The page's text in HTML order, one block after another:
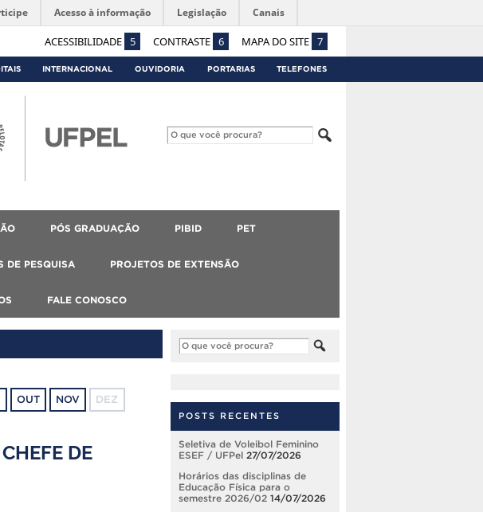
ACESSIBILIDADE 5 CONTRASTE 6 MAPA DO SITE 7
Acesso à informação Legislação Canais
INTERNACIONAL OUVIDORIA PORTARIAS TELEFONES
PÓS GRADUAÇÃO PIBID PET
DE PESQUISA PROJETOS DE EXTENSÃO
FALE CONOSCO
OUT NOV DEZ
DE
POSTS RECENTES
Seletiva de Voleibol Feminino
ESEF / UFPel 27/07/2026
Horários das disciplinas de
Educação Física para o
semestre 2026/02 14/07/2026